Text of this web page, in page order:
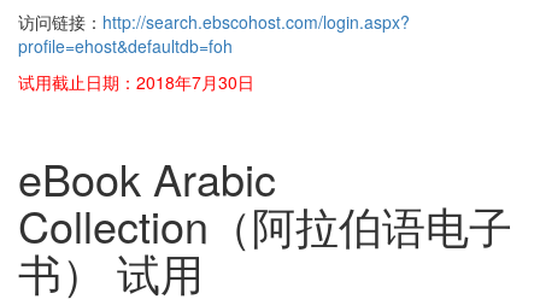
访问链接： http://search.ebscohost.com/login.aspx?
profile=ehost&defaultdb=foh
试用截止日期：2018年7月30日
eBook Arabic
Collection（阿拉伯语电子
书） 试用